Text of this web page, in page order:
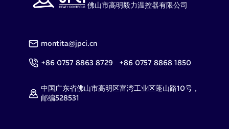
佛山市高明毅力温控器有限公司
montita@jpci.cn
+86 0757 8863 8729 +86 0757 8868 1850
中国广东省佛山市高明区富湾工业区蓬山路10号，
邮编528531